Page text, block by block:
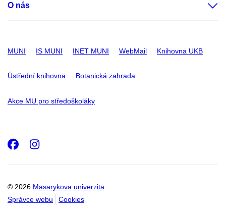
O nás
MUNI IS MUNI INET MUNI WebMail Knihovna UKB
Ústřední knihovna Botanická zahrada
Akce MU pro středoškoláky
© 2026 Masarykova univerzita
Správce webu
Cookies
Facebook
Instagram